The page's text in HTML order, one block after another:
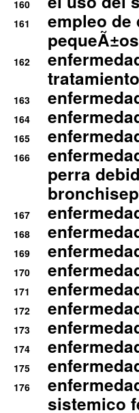
160
161
empleo
162
tratamiento
163
164
165
166
perra
167
168
169
170
171
172
173
174
175
176
sistemico